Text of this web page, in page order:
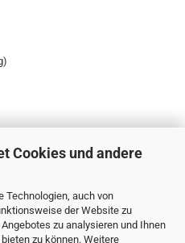
Cookies und andere
Technologien, auch von
der Website zu
zu analysieren und Ihnen
zu können. Weitere